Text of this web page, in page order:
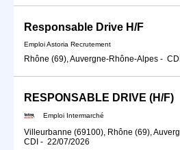
Responsable Drive H/F
Emploi Astoria Recrutement
Rhône (69), Auvergne-Rhône-Alpes -
RESPONSABLE DRIVE (H/F)
Emploi Intermarché
Villeurbanne (69100), Rhône (69),
CDI - 22/07/2026